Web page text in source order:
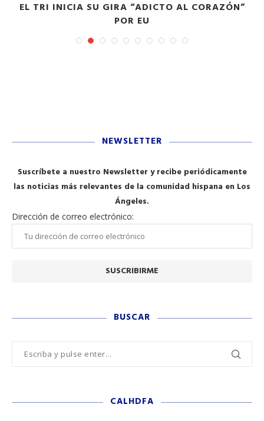
EL TRI INICIA SU GIRA “ADICTO AL CORAZÓN”
POR EU
NEWSLETTER
Suscríbete a nuestro Newsletter y recibe periódicamente
las noticias más relevantes de la comunidad hispana en Los
Ángeles.
Dirección de correo electrónico:
BUSCAR
CALHDFA